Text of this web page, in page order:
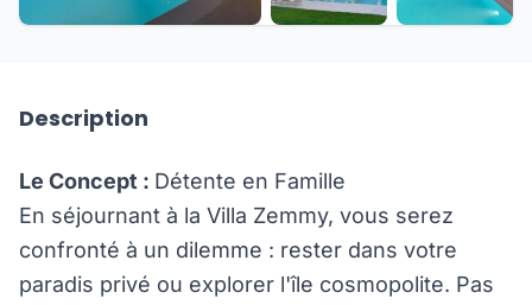
Description
Le Concept : Détente en Famille
En séjournant à la Villa Zemmy, vous serez
confronté à un dilemme : rester dans votre
paradis privé ou explorer l'île cosmopolite. Pas